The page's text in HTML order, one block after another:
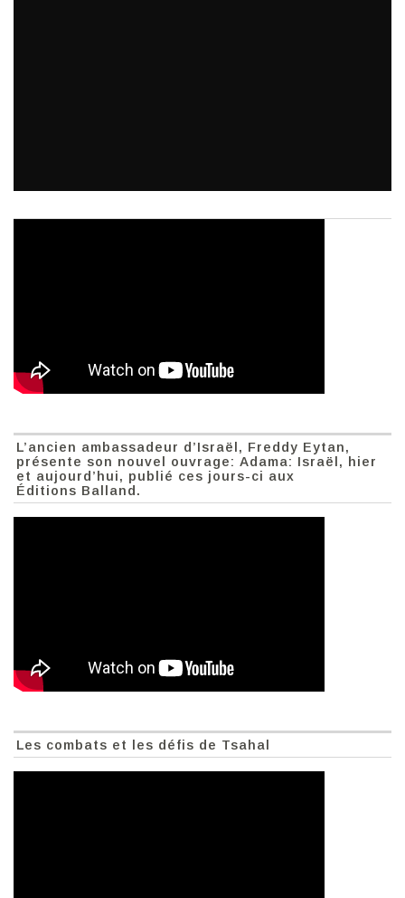
L’ancien ambassadeur d’Israël, Freddy Eytan,
présente son nouvel ouvrage: Adama: Israël, hier
et aujourd’hui, publié ces jours-ci aux
Éditions Balland.
Les combats et les défis de Tsahal